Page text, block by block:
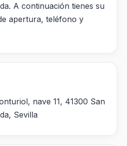
A continuación tienes su
apertura, teléfono y
nave 11, 41300 San
Sevilla